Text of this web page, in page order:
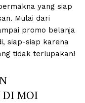
yang siap
Mulai dari
promo belanja
siap-siap karena
tidak terlupakan!
DI MOI